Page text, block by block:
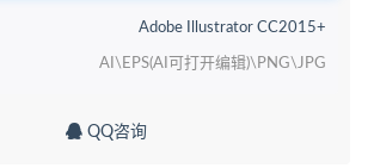
Adobe Illustrator CC2015+
AI\EPS(AI可打开编辑)\PNG\JPG
QQ咨询